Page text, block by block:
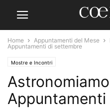
Home Appuntamenti del Mese
Appuntamenti di settembre
Mostre e Incontri